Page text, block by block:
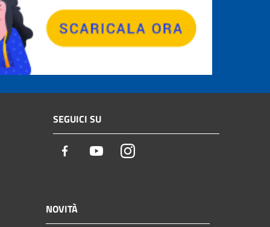
SEGUICI SU
Facebook YoutubeInstagram
NOVITÀ